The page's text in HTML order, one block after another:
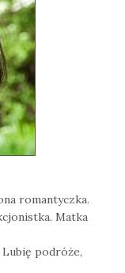
romantyczka.
Matka
podróże,